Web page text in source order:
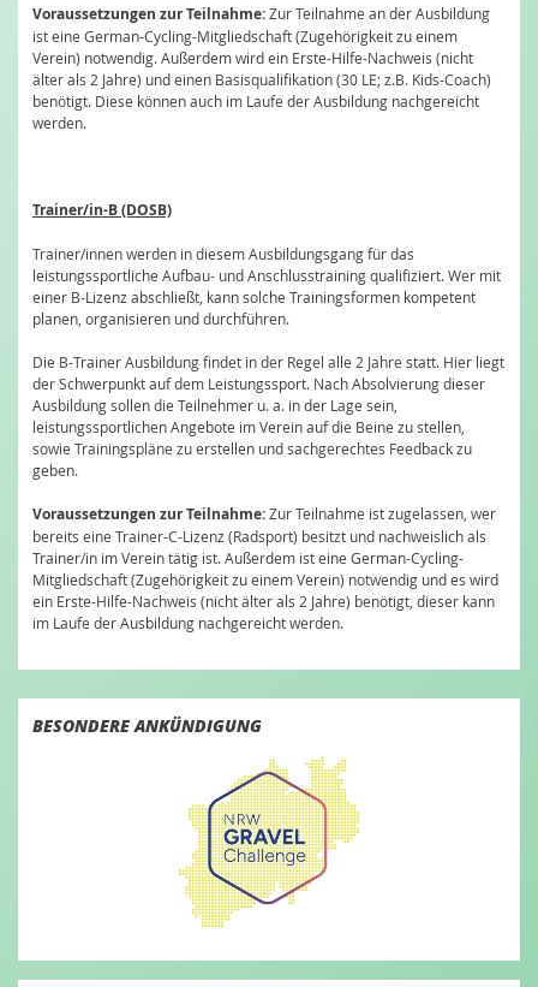
Voraussetzungen zur Teilnahme:Zur Teilnahme an der Ausbildung
ist eine German-Cycling-Mitgliedschaft (Zugehörigkeit zu einem
Verein) notwendig. Außerdem wird ein Erste-Hilfe-Nachweis (nicht
älter als 2 Jahre) und einen Basisqualifikation (30 LE; z.B. Kids-Coach)
benötigt. Diese können auch im Laufe der Ausbildung nachgereicht
werden.
Trainer/in-B (DOSB)
Trainer/innen werden in diesem Ausbildungsgang für das
leistungssportliche Aufbau- und Anschlusstraining qualifiziert. Wer mit
einer B-Lizenz abschließt, kann solche Trainingsformen kompetent
planen, organisieren und durchführen.
Die B-Trainer Ausbildung findet in der Regel alle 2 Jahre statt. Hier liegt
der Schwerpunkt auf dem Leistungssport. Nach Absolvierung dieser
Ausbildung sollen die Teilnehmer u. a. in der Lage sein,
leistungssportlichen Angebote im Verein auf die Beine zu stellen,
sowie Trainingspläne zu erstellen und sachgerechtes Feedback zu
geben.
Voraussetzungen zur Teilnahme:Zur Teilnahme ist zugelassen, wer
bereits eine Trainer-C-Lizenz (Radsport) besitzt und nachweislich als
Trainer/in im Verein tätig ist. Außerdem ist eine German-Cycling-
Mitgliedschaft (Zugehörigkeit zu einem Verein) notwendig und es wird
ein Erste-Hilfe-Nachweis (nicht älter als 2 Jahre) benötigt, dieser kann
im Laufe der Ausbildung nachgereicht werden.
BESONDERE ANKÜNDIGUNG